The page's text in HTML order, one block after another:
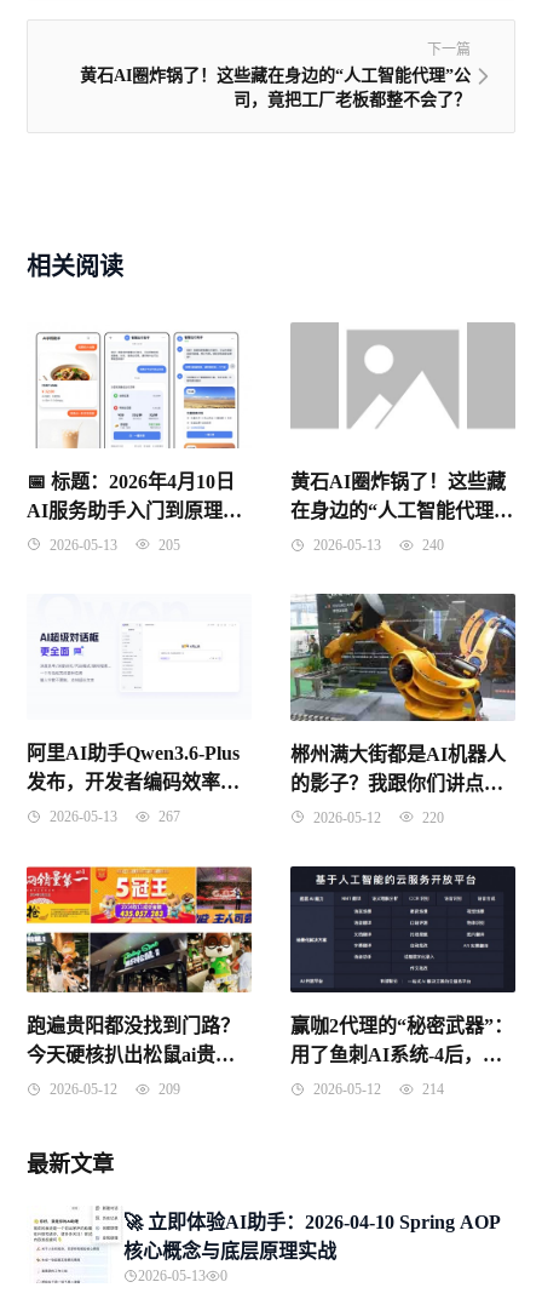
下一篇
黄石AI圈炸锅了！这些藏在身边的“人工智能代理”公
司，竟把工厂老板都整不会了？
相关阅读
📅 标题：2026年4月10日
AI服务助手入门到原理与
考点全解
2026-05-13 205
黄石AI圈炸锅了！这些藏
在身边的“人工智能代理”
公司，竟把工厂老板都整
2026-05-13 240
阿里AI助手Qwen3.6-Plus
发布，开发者编码效率跃
升【2026-04-10】
2026-05-13 267
郴州满大街都是AI机器人
的影子？我跟你们讲点真
的感受
2026-05-12 220
跑遍贵阳都没找到门路？
今天硬核扒出松鼠ai贵州
总代理是谁，别被中间商
2026-05-12 209
赢咖2代理的“秘密武器”：
用了鱼刺AI系统-4后，我
那个快要倒闭的工作室居
2026-05-12 214
最新文章
🚀 立即体验AI助手：2026-04-10 Spring AOP
核心概念与底层原理实战
2026-05-13 0